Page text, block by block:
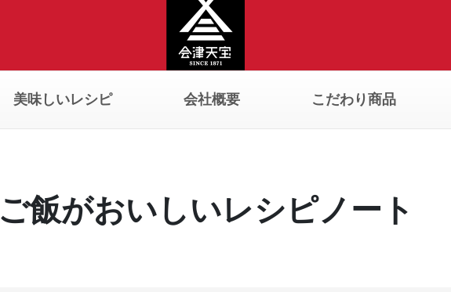
美味しいレシピ 会社概要 こだわり商品
ご飯がおいしいレシピノート